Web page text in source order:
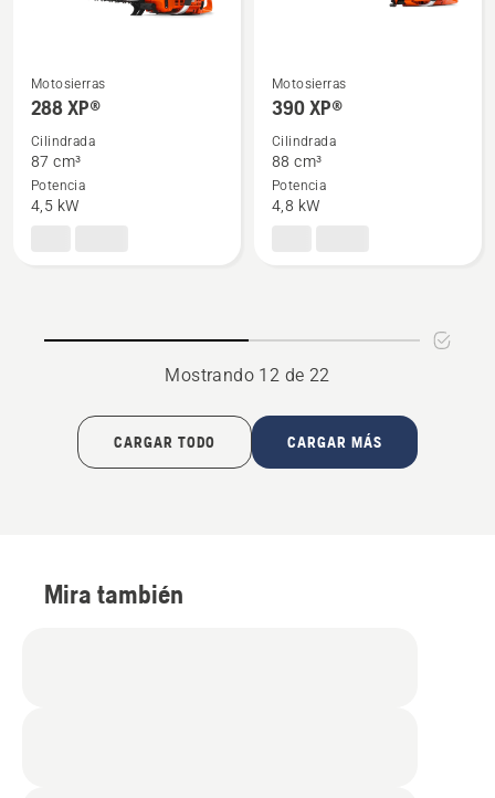
Ver
más
detalles
288 XP®
Motosierras
288 XP®
Cilindrada
87 cm³
Potencia
4,5 kW
Ver
más
detalles
390 XP®
Motosierras
390 XP®
Cilindrada
88 cm³
Potencia
4,8 kW
Mostrando 12 de 22
CARGAR TODO CARGAR MÁS
Mira también